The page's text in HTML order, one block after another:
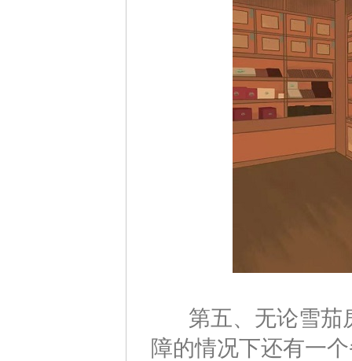
第五、无论雪茄
障的情况下还有一